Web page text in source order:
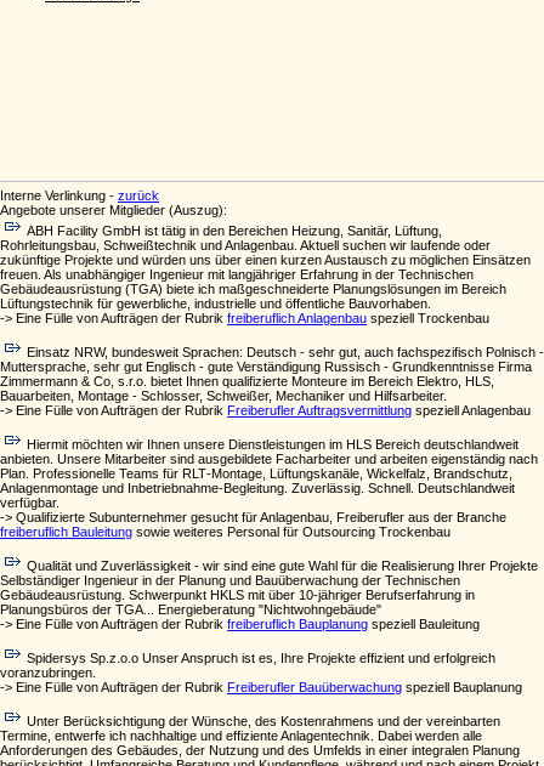
Interne Verlinkung - zurück
Angebote unserer Mitglieder (Auszug):
ABH Facility GmbH ist tätig in den Bereichen Heizung, Sanitär, Lüftung,
Rohrleitungsbau, Schweißtechnik und Anlagenbau. Aktuell suchen wir laufende oder
zukünftige Projekte und würden uns über einen kurzen Austausch zu möglichen Einsätzen
freuen. Als unabhängiger Ingenieur mit langjähriger Erfahrung in der Technischen
Gebäudeausrüstung (TGA) biete ich maßgeschneiderte Planungslösungen im Bereich
Lüftungstechnik für gewerbliche, industrielle und öffentliche Bauvorhaben.
-> Eine Fülle von Aufträgen der Rubrik freiberuflich Anlagenbau speziell Trockenbau
Einsatz NRW, bundesweit Sprachen: Deutsch - sehr gut, auch fachspezifisch Polnisch -
Muttersprache, sehr gut Englisch - gute Verständigung Russisch - Grundkenntnisse Firma
Zimmermann & Co, s.r.o. bietet Ihnen qualifizierte Monteure im Bereich Elektro, HLS,
Bauarbeiten, Montage - Schlosser, Schweißer, Mechaniker und Hilfsarbeiter.
-> Eine Fülle von Aufträgen der Rubrik Freiberufler Auftragsvermittlung speziell Anlagenbau
Hiermit möchten wir Ihnen unsere Dienstleistungen im HLS Bereich deutschlandweit
anbieten. Unsere Mitarbeiter sind ausgebildete Facharbeiter und arbeiten eigenständig nach
Plan. Professionelle Teams für RLT‑Montage, Lüftungskanäle, Wickelfalz, Brandschutz,
Anlagenmontage und Inbetriebnahme‑Begleitung. Zuverlässig. Schnell. Deutschlandweit
verfügbar.
-> Qualifizierte Subunternehmer gesucht für Anlagenbau, Freiberufler aus der Branche
freiberuflich Bauleitung sowie weiteres Personal für Outsourcing Trockenbau
Qualität und Zuverlässigkeit - wir sind eine gute Wahl für die Realisierung Ihrer Projekte
Selbständiger Ingenieur in der Planung und Bauüberwachung der Technischen
Gebäudeausrüstung. Schwerpunkt HKLS mit über 10-jähriger Berufserfahrung in
Planungsbüros der TGA... Energieberatung "Nichtwohngebäude"
-> Eine Fülle von Aufträgen der Rubrik freiberuflich Bauplanung speziell Bauleitung
Spidersys Sp.z.o.o Unser Anspruch ist es, Ihre Projekte effizient und erfolgreich
voranzubringen.
-> Eine Fülle von Aufträgen der Rubrik Freiberufler Bauüberwachung speziell Bauplanung
Unter Berücksichtigung der Wünsche, des Kostenrahmens und der vereinbarten
Termine, entwerfe ich nachhaltige und effiziente Anlagentechnik. Dabei werden alle
Anforderungen des Gebäudes, der Nutzung und des Umfelds in einer integralen Planung